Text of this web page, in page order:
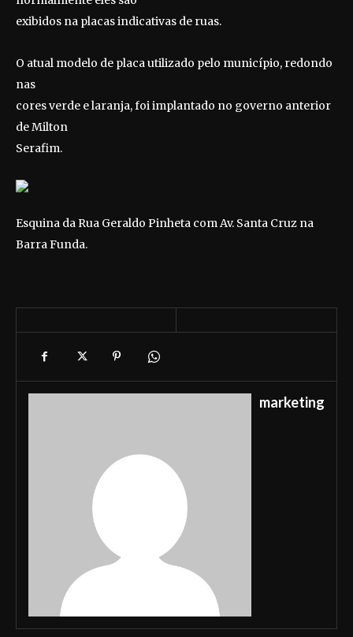
exibidos na placas indicativas de ruas.
O atual modelo de placa utilizado pelo município, redondo
nas
cores verde e laranja, foi implantado no governo anterior
de Milton
Serafim.
Esquina da Rua Geraldo Pinheta com Av. Santa Cruz na
Barra Funda.
marketing